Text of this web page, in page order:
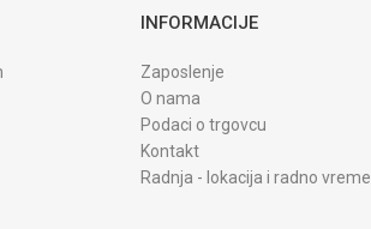
INFORMACIJE
Zaposlenje
O nama
Podaci o trgovcu
Kontakt
Radnja - lokacija i radno vreme